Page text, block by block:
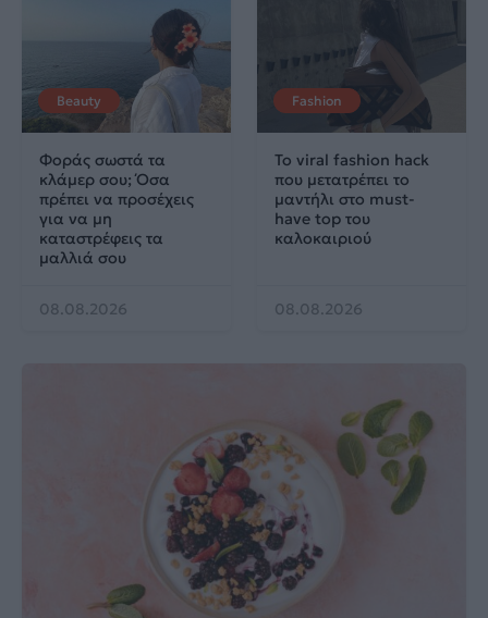
Beauty
Φοράς σωστά τα
κλάμερ σου; Όσα
πρέπει να προσέχεις
για να μη
καταστρέφεις τα
μαλλιά σου
08.08.2026
Fashion
Το viral fashion hack
που μετατρέπει το
μαντήλι στο must-
have top του
καλοκαιριού
08.08.2026